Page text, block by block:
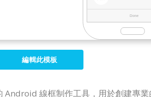
編輯此模板
線框制作工具，用於創建專